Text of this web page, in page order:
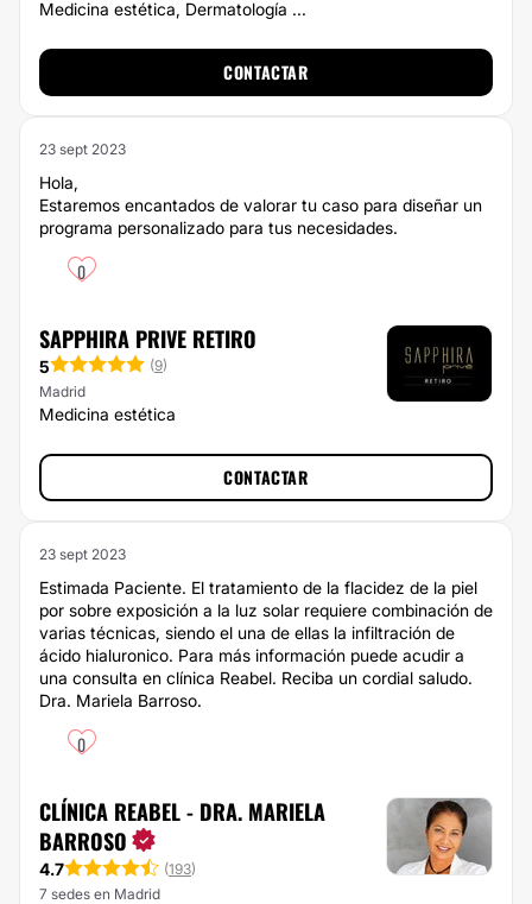
Medicina estética, Dermatología ...
CONTACTAR
23 sept 2023
Hola,
Estaremos encantados de valorar tu caso para diseñar un
programa personalizado para tus necesidades.
0
SAPPHIRA PRIVE RETIRO
5 (9)
Madrid
Medicina estética
CONTACTAR
23 sept 2023
Estimada Paciente. El tratamiento de la flacidez de la piel
por sobre exposición a la luz solar requiere combinación de
varias técnicas, siendo el una de ellas la infiltración de
ácido hialuronico. Para más información puede acudir a
una consulta en clínica Reabel. Reciba un cordial saludo.
Dra. Mariela Barroso.
0
CLÍNICA REABEL - DRA. MARIELA
BARROSO
4.7 (193)
7 sedes en Madrid